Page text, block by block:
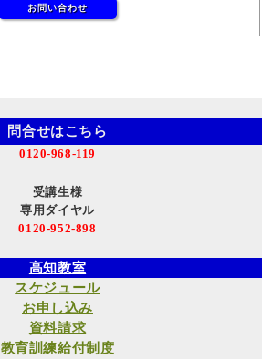
お問い合わせ
問合せはこちら
0120-968-119
受講生様
専用ダイヤル
0120-952-898
高知教室
スケジュール
お申し込み
資料請求
教育訓練給付制度